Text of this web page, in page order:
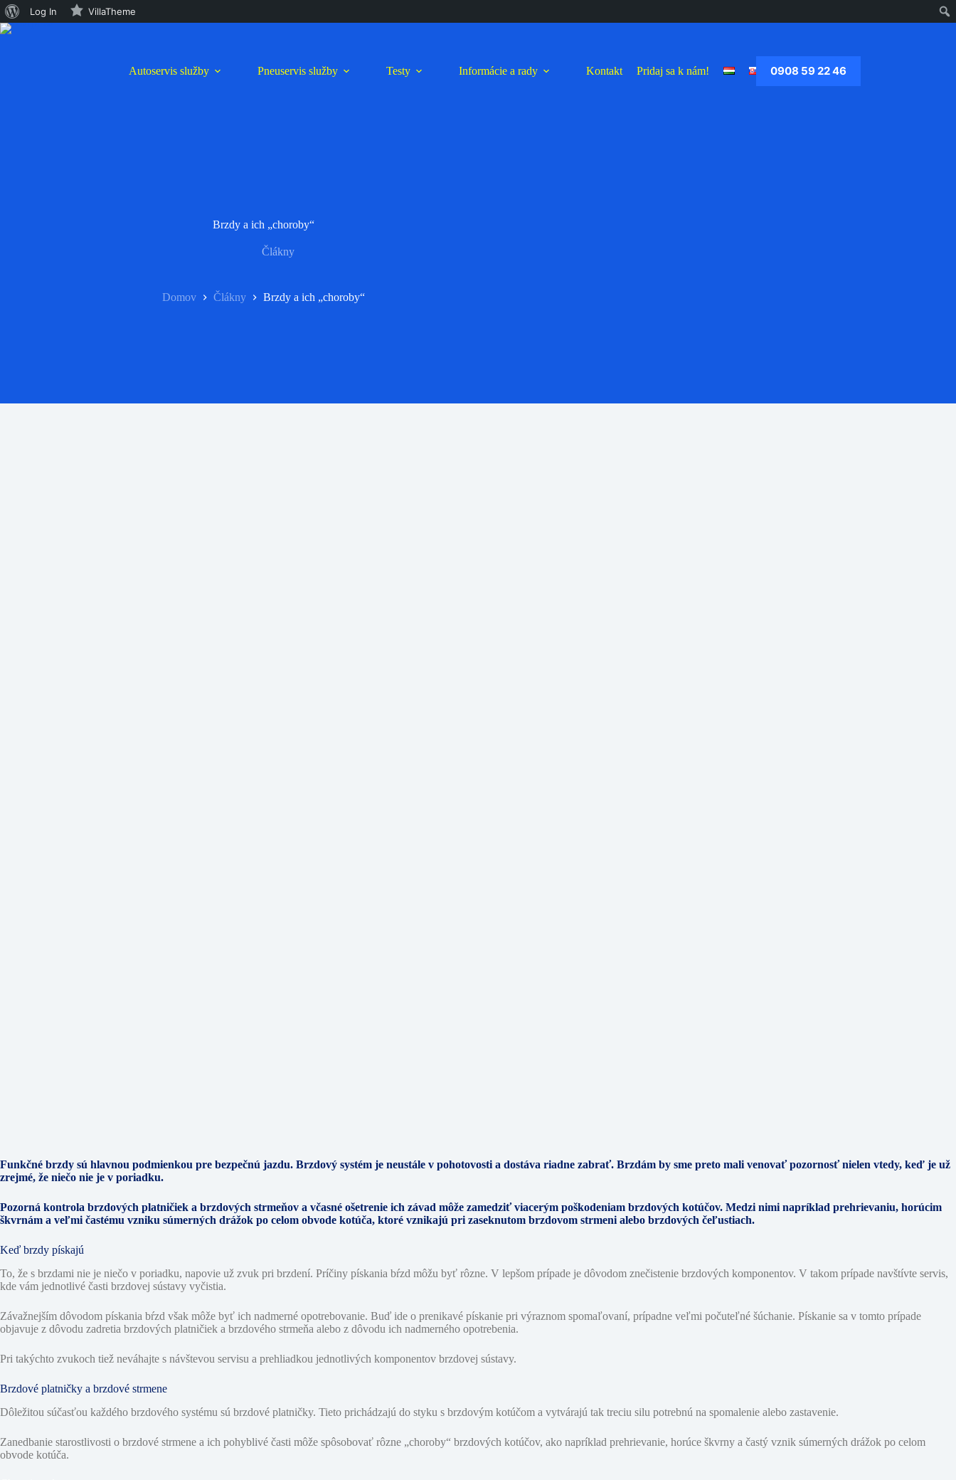
Log In VillaTheme
Preskočiť
Autoservis služby
Pneuservis služby Testy Informácie a rady Kontakt Pridaj sa k nám! 0908 59 22 46
Brzdy a ich „choroby“
Člákny
Domov Člákny Brzdy a ich „choroby“
Funkčné brzdy sú hlavnou podmienkou pre bezpečnú jazdu. Brzdový systém je neustále v pohotovosti a dostáva riadne zabrať. Brzdám by sme preto mali venovať pozornosť nielen vtedy, keď je už
zrejmé, že niečo nie je v poriadku.
Pozorná kontrola brzdových platničiek a brzdových strmeňov a včasné ošetrenie ich závad môže zamedziť viacerým poškodeniam brzdových kotúčov. Medzi nimi napríklad prehrievaniu, horúcim
škvrnám a veľmi častému vzniku súmerných drážok po celom obvode kotúča, ktoré vznikajú pri zaseknutom brzdovom strmeni alebo brzdových čeľustiach.
Keď brzdy pískajú
To, že s brzdami nie je niečo v poriadku, napovie už zvuk pri brzdení. Príčiny pískania bŕzd môžu byť rôzne. V lepšom prípade je dôvodom znečistenie brzdových komponentov. V takom prípade navštívte servis,
kde vám jednotlivé časti brzdovej sústavy vyčistia.
Závažnejším dôvodom pískania bŕzd však môže byť ich nadmerné opotrebovanie. Buď ide o prenikavé pískanie pri výraznom spomaľovaní, prípadne veľmi počuteľné šúchanie. Pískanie sa v tomto prípade
objavuje z dôvodu zadretia brzdových platničiek a brzdového strmeňa alebo z dôvodu ich nadmerného opotrebenia.
Pri takýchto zvukoch tiež neváhajte s návštevou servisu a prehliadkou jednotlivých komponentov brzdovej sústavy.
Brzdové platničky a brzdové strmene
Dôležitou súčasťou každého brzdového systému sú brzdové platničky. Tieto prichádzajú do styku s brzdovým kotúčom a vytvárajú tak treciu silu potrebnú na spomalenie alebo zastavenie.
Zanedbanie starostlivosti o brzdové strmene a ich pohyblivé časti môže spôsobovať rôzne „choroby“ brzdových kotúčov, ako napríklad prehrievanie, horúce škvrny a častý vznik súmerných drážok po celom
obvode kotúča.